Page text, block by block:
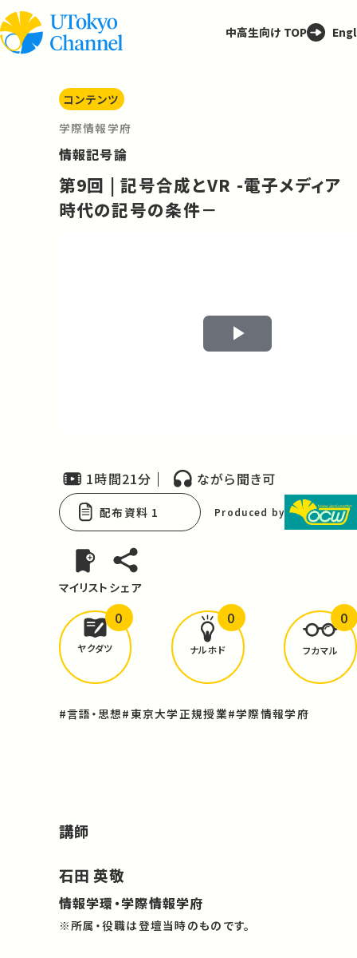
中高生向け TOP
コンテンツ
学際情報学府
情報記号論
第9回 | 記号合成とVR -電子メディア
時代の記号の条件－
Play
1時間21分 ながら聞き可
配布資料 1 Produced by
マイリスト シェア
どんな学びがありましたか？
ヤクダツ
0
ナルホド
0
フカマル
0
#言語・思想#東京大学正規授業#学際情報学府
講師
石田 英敬
情報学環・学際情報学府
※所属・役職は登壇当時のものです。